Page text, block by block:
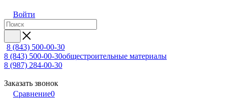
Войти
8 (843) 500-00-30
8 (843) 500-00-30общестроительные материалы
8 (987) 284-00-30
Заказать звонок
Сравнение0